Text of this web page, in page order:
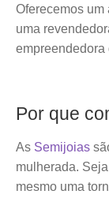
Oferecemos um
uma
empreendedora
Por que
As Semijoias
mulherada.
mesmo uma